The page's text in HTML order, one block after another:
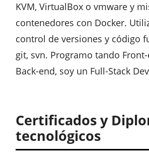
KVM, VirtualBox o vmware y
contenedores con Docker.
control de versiones y código
git, svn. Programo tando
Back-end, soy un Full-Stack
Certificados y
tecnológicos